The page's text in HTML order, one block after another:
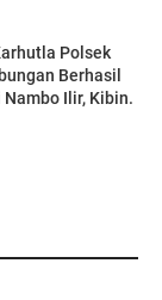
Polsek
Berhasil
Ilir, Kibin.